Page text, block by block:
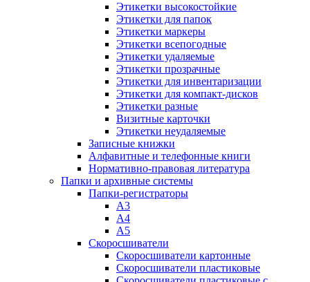
Этикетки высокостойкие
Этикетки для папок
Этикетки маркеры
Этикетки всепогодные
Этикетки удаляемые
Этикетки прозрачные
Этикетки для инвентаризации
Этикетки для компакт-дисков
Этикетки разные
Визитные карточки
Этикетки неудаляемые
Записные книжки
Алфавитные и телефонные книги
Нормативно-правовая литература
Папки и архивные системы
Папки-регистраторы
А3
А4
А5
Скоросшиватели
Скоросшиватели картонные
Скоросшиватели пластиковые